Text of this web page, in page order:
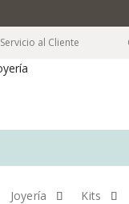
Servicio al Cliente
Joyería Kits